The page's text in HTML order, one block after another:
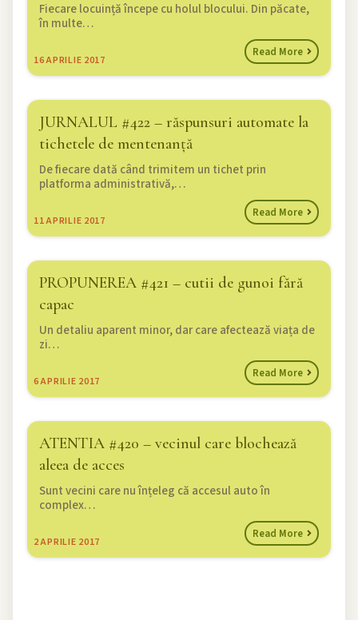
16APRILIE 2017
Fiecare locuință începe cu holul blocului. Din păcate,
în multe…
Read More
JURNALUL #422 – răspunsuri automate la
tichetele de mentenanță
11APRILIE 2017
De fiecare dată când trimitem un tichet prin
platforma administrativă,…
Read More
PROPUNEREA #421 – cutii de gunoi fără
capac
6 APRILIE 2017
Un detaliu aparent minor, dar care afectează viața de
zi…
Read More
ATENTIA #420 – vecinul care blochează
aleea de acces
2 APRILIE 2017
Sunt vecini care nu înțeleg că accesul auto în
complex…
Read More